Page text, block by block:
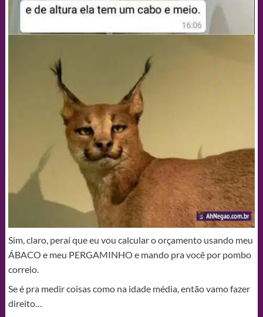
Sim, claro, peraí que eu vou calcular o orçamento usando meu
ÁBACO e meu PERGAMINHO e mando pra você por pombo
correio.
Se é pra medir coisas como na idade média, então vamo fazer
direito…